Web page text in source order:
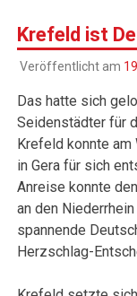
Krefeld ist
Veröffentlicht am
Das hatte sich
Seidenstädter für
Krefeld konnte am
in Gera für sich
Anreise konnte
an den
spannende
Herzschlag-